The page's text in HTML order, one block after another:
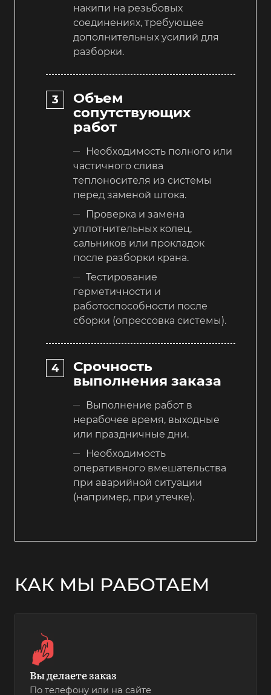
накипи на резьбовых
соединениях, требующее
дополнительных усилий для
разборки.
Объем
сопутствующих
работ
Необходимость полного или
частичного слива
теплоносителя из системы
перед заменой штока.
Проверка и замена
уплотнительных колец,
сальников или прокладок
после разборки крана.
Тестирование
герметичности и
работоспособности после
сборки (опрессовка системы).
Срочность
выполнения заказа
Выполнение работ в
нерабочее время, выходные
или праздничные дни.
Необходимость
оперативного вмешательства
при аварийной ситуации
(например, при утечке).
КАК МЫ РАБОТАЕМ
Вы делаете заказ
По телефону или на сайте